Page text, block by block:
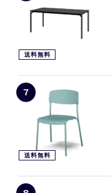
送料無料
7
送料無料